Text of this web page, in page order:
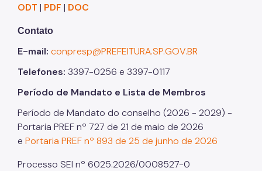
ODT | PDF | DOC
Contato
E-mail: conpresp@PREFEITURA.SP.GOV.BR
Telefones: 3397-0256 e 3397-0117
Período de Mandato e Lista de Membros
Período de Mandato do conselho (2026 - 2029) -
Portaria PREF nº 727 de 21 de maio de 2026
e Portaria PREF nº 893 de 25 de junho de 2026
Processo SEI nº 6025.2026/0008527-0